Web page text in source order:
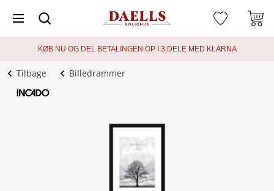
KØB NU OG DEL BETALINGEN OP I 3 DELE MED KLARNA
Tilbage Billedrammer